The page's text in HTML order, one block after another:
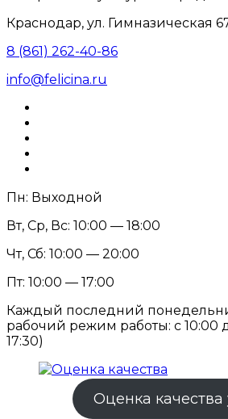
Краснодар, ул. Гимназическая
8 (861) 262-40-86
info@felicina.ru
Пн: Выходной
Вт, Ср, Вс: 10:00 — 18:00
Чт, Сб: 10:00 — 20:00
Пт: 10:00 — 17:00
Каждый последний
рабочий режим работы: с 10:00
17:30)
Оценка качества